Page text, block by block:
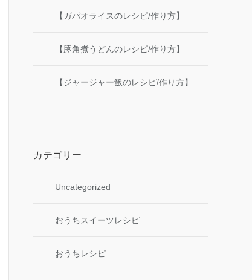
【ガパオライスのレシピ/作り方】
【豚角煮うどんのレシピ/作り方】
【ジャージャー飯のレシピ/作り方】
カテゴリー
Uncategorized
おうちスイーツレシピ
おうちレシピ